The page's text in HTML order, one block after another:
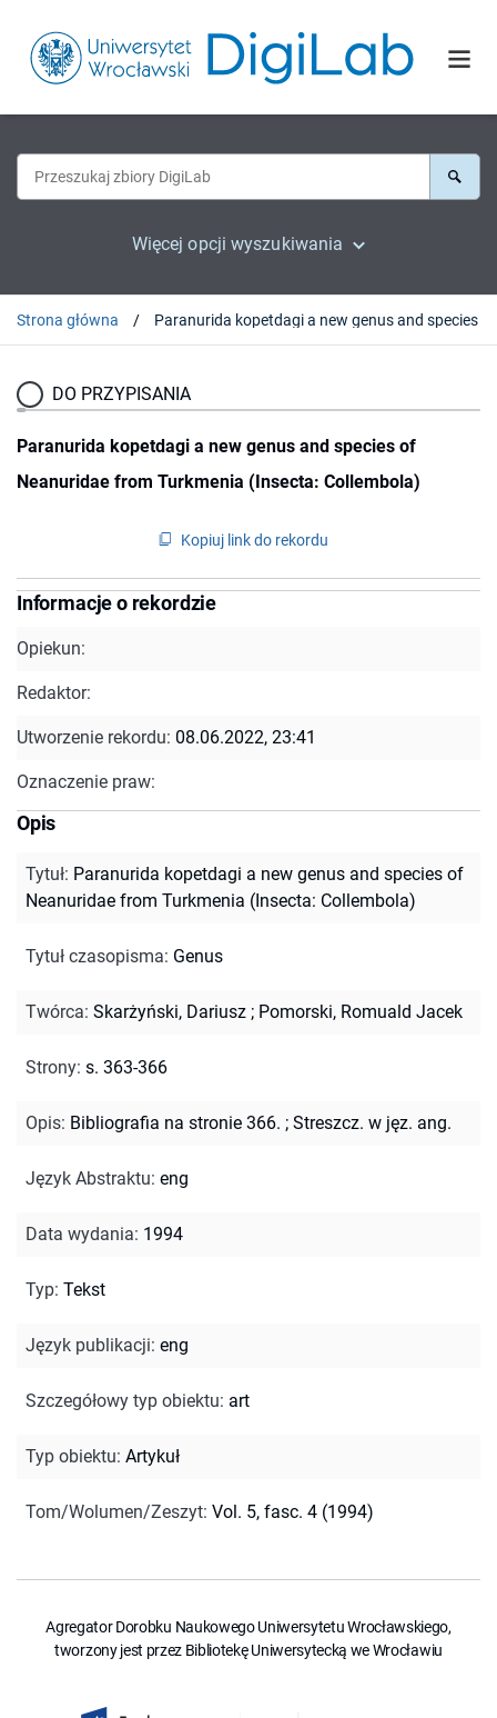
Więcej opcji wyszukiwania
Strona główna
DO PRZYPISANIA
Paranurida kopetdagi a new genus and species of
Neanuridae from Turkmenia (Insecta: Collembola)
Kopiuj link do rekordu
Informacje o rekordzie
Opiekun:
Redaktor:
Utworzenie rekordu: 08.06.2022, 23:41
Oznaczenie praw:
Opis
Tytuł: Paranurida kopetdagi a new genus and species of
Neanuridae from Turkmenia (Insecta: Collembola)
Tytuł czasopisma: Genus
Twórca: Skarżyński, Dariusz ; Pomorski, Romuald Jacek
Strony: s. 363-366
Opis: Bibliografia na stronie 366. ; Streszcz. w jęz. ang.
Język Abstraktu: eng
Data wydania: 1994
Typ: Tekst
Język publikacji: eng
Szczegółowy typ obiektu: art
Typ obiektu: Artykuł
Tom/Wolumen/Zeszyt: Vol. 5, fasc. 4 (1994)
Agregator Dorobku Naukowego Uniwersytetu Wrocławskiego,
tworzony jest przez Bibliotekę Uniwersytecką we Wrocławiu